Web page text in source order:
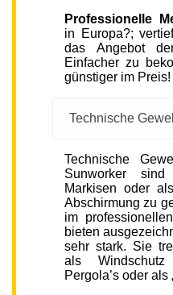
Professionelle
in Europa?;
das Angebot
Einfacher zu
günstiger im Preis!
Technische
Technische
Sunworker
Markisen oder
Abschirmung zu
im
bieten
sehr stark. Sie
als
Pergola’s oder als